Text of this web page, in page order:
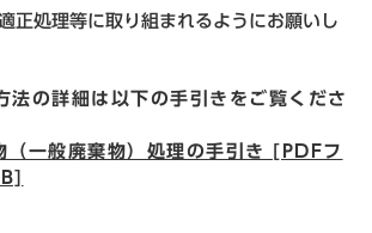
正処理等に取り組まれるようにお願いし
法の詳細は以下の手引きをご覧くださ
（一般廃棄物）処理の手引き [PDFフ